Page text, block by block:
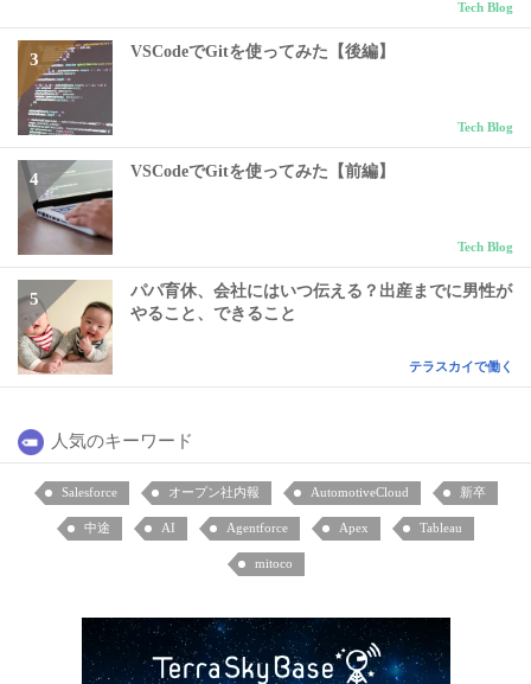
Tech Blog
VSCodeでGitを使ってみた【後編】
Tech Blog
VSCodeでGitを使ってみた【前編】
Tech Blog
パパ育休、会社にはいつ伝える？出産までに男性が
やること、できること
テラスカイで働く
人気のキーワード
Salesforce オープン社内報 AutomotiveCloud 新卒
中途 AI Agentforce Apex Tableau
mitoco